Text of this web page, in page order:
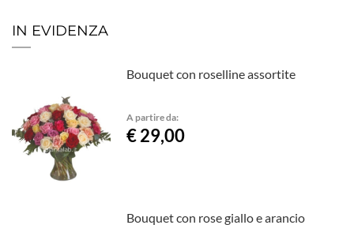
IN EVIDENZA
Bouquet con roselline assortite
A partire da:
€ 29,00
Bouquet con rose giallo e arancio